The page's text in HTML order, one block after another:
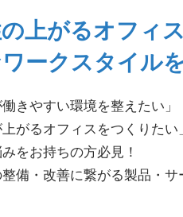
上がるオフィス
ークスタイル
働きやすい環境を整えたい」
上がるオフィスをつくりたい」
をお持ちの方必見！
備・改善に繋がる製品・